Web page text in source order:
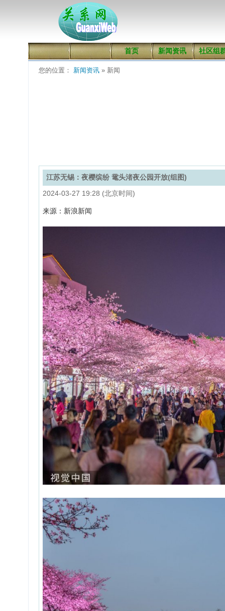
首页 新闻资讯 社区组
您的位置： 新闻资讯» 新闻
江苏无锡：夜樱缤纷 鼋头渚夜公园开放(组图)
2024-03-27 19:28 (北京时间)
来源：新浪新闻